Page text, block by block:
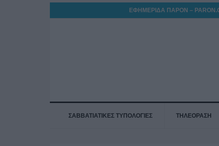
ΕΦΗΜΕΡΙΔΑ ΠΑΡΟΝ –
ΣΑΒΒΑΤΙΑΤΙΚΕΣ ΤΥΠΟΛΟΓΙΕΣ ΤΗΛΕΟΡΑΣΗ